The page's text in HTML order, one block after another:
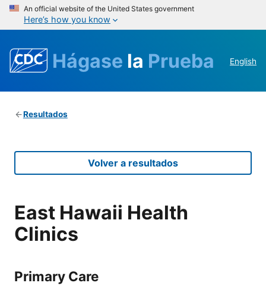
An official website of the United States government
Here’s how you know
Hágase la Prueba English
Resultados
Volver a resultados
East Hawaii Health
Clinics
Primary Care